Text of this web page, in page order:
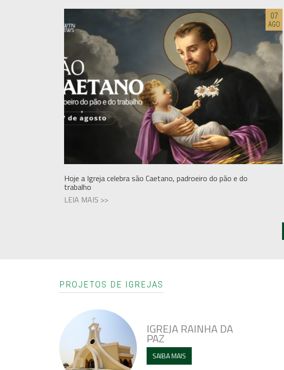
07
AGO
Hoje a Igreja celebra são Caetano, padroeiro do pão e do
trabalho
LEIA MAIS >>
PROJETOS DE IGREJAS
IGREJA RAINHA DA
PAZ
SAIBA MAIS